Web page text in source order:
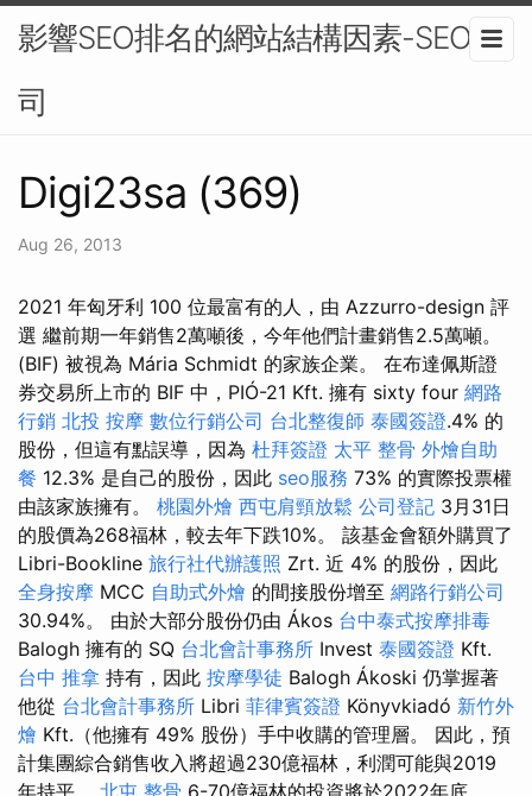
影響SEO排名的網站結構因素-SEO公
司
Digi23sa (369)
Aug 26, 2013
2021 年匈牙利 100 位最富有的人，由 Azzurro-design 評
選 繼前期一年銷售2萬噸後，今年他們計畫銷售2.5萬噸。
(BIF) 被視為 Mária Schmidt 的家族企業。 在布達佩斯證
券交易所上市的 BIF 中，PIÓ-21 Kft. 擁有 sixty four 網路
行銷 北投 按摩 數位行銷公司 台北整復師 泰國簽證.4% 的
股份，但這有點誤導，因為 杜拜簽證 太平 整骨 外燴自助
餐 12.3% 是自己的股份，因此 seo服務 73% 的實際投票權
由該家族擁有。 桃園外燴 西屯肩頸放鬆 公司登記 3月31日
的股價為268福林，較去年下跌10%。 該基金會額外購買了
Libri-Bookline 旅行社代辦護照 Zrt. 近 4% 的股份，因此
全身按摩 MCC 自助式外燴 的間接股份增至 網路行銷公司
30.94%。 由於大部分股份仍由 Ákos 台中泰式按摩排毒
Balogh 擁有的 SQ 台北會計事務所 Invest 泰國簽證 Kft.
台中 推拿 持有，因此 按摩學徒 Balogh Ákoski 仍掌握著
他從 台北會計事務所 Libri 菲律賓簽證 Könyvkiadó 新竹外
燴 Kft.（他擁有 49% 股份）手中收購的管理層。 因此，預
計集團綜合銷售收入將超過230億福林，利潤可能與2019
年持平。 北屯 整骨 6-70億福林的投資將於2022年底、